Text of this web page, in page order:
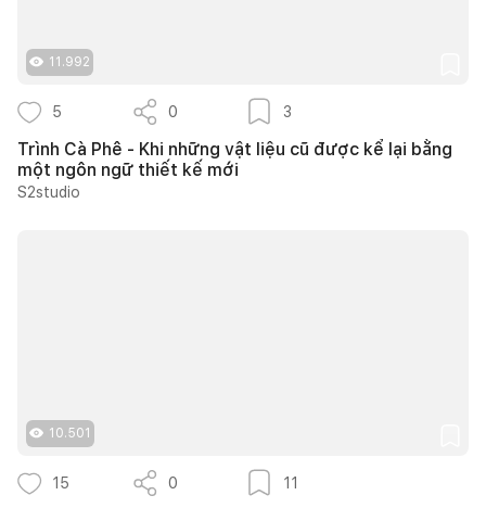
11.992
5 0 3
Trình Cà Phê - Khi những vật liệu cũ được kể lại bằng
một ngôn ngữ thiết kế mới
S2studio
10.501
15 0 11